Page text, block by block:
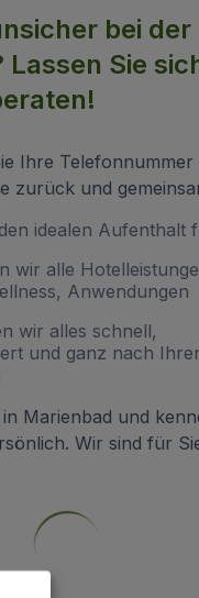
bei der
Lassen Sie
Ihre Telefonnummer
zurück und
idealen Aufenthalt
wir alle
Anwendungen
wir alles schnell,
und ganz nach
Marienbad und
Wir sind für